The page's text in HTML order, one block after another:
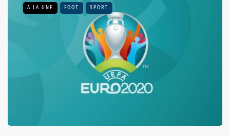
A LA UNE FOOT SPORT